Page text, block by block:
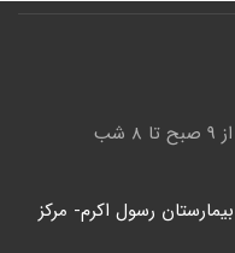
از 9 صبح تا ۸ شب
رسول اکرم- مرکز